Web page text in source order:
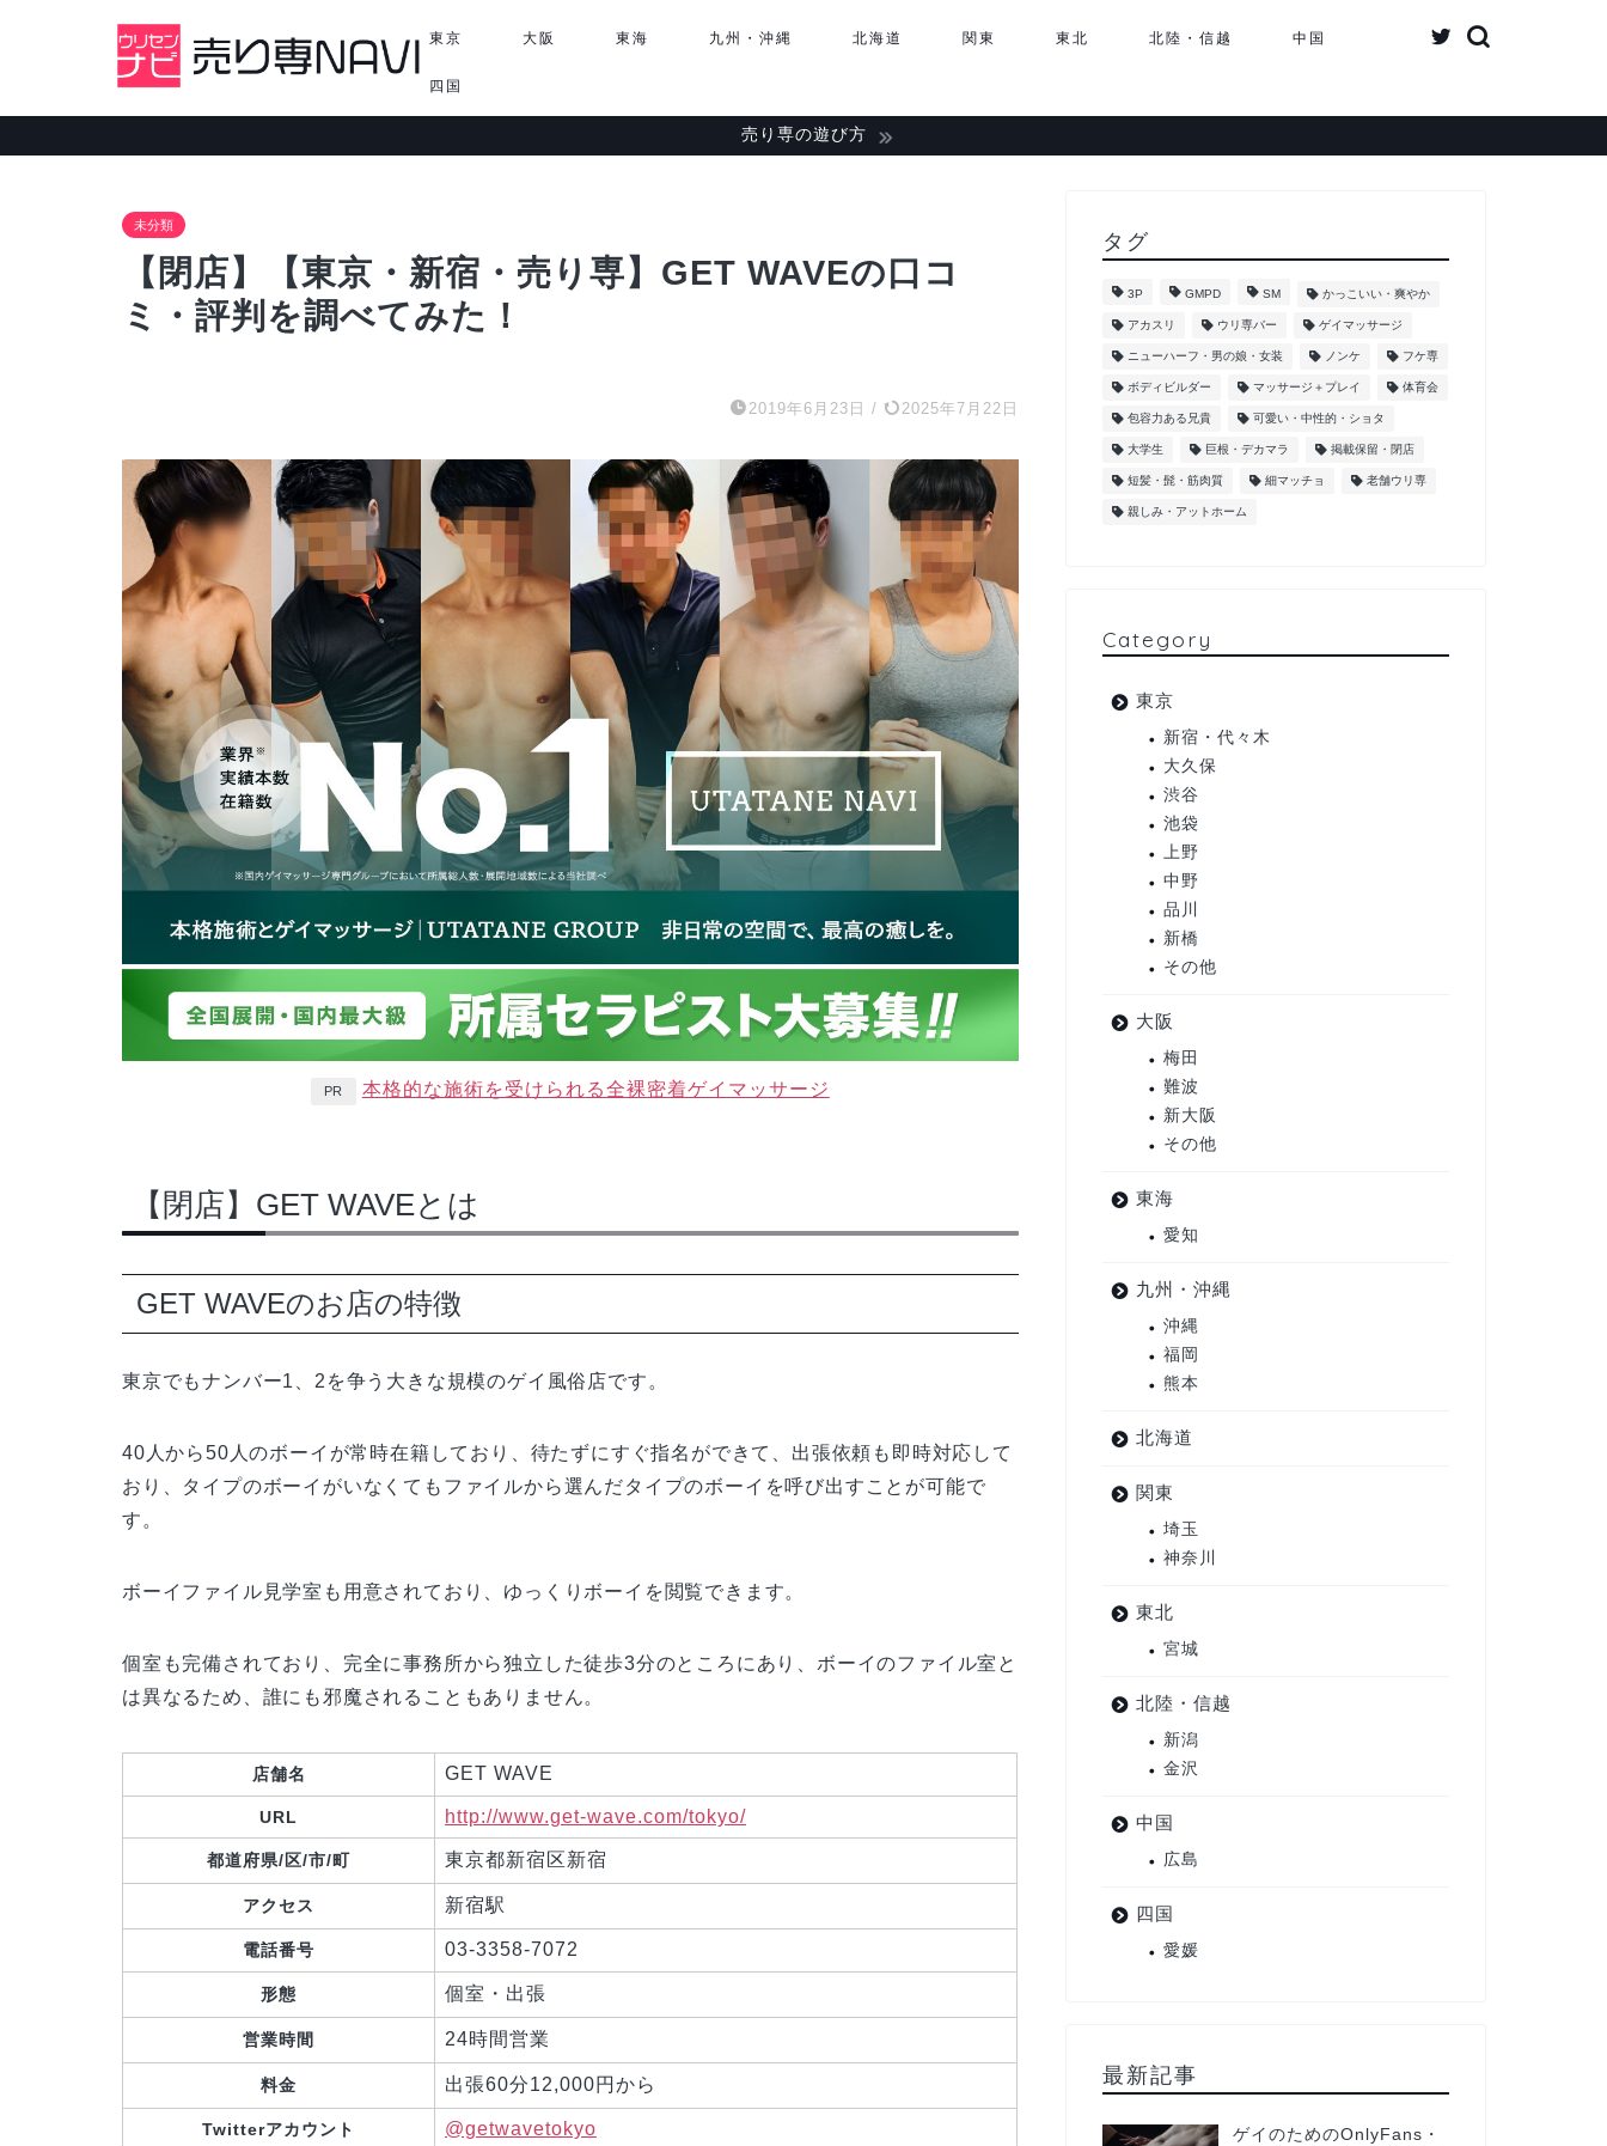
東京 大阪 東海 九州・沖縄 北海道 関東 東北 北陸・信越 中国
四国
売り専の遊び方
未分類
【閉店】【東京・新宿・売り専】GET WAVEの口コ
ミ・評判を調べてみた！
2019年6月23日 / 2025年7月22日
PR 本格的な施術を受けられる全裸密着ゲイマッサージ
【閉店】GET WAVEとは
GET WAVEのお店の特徴
東京でもナンバー1、2を争う大きな規模のゲイ風俗店です。
40人から50人のボーイが常時在籍しており、待たずにすぐ指名ができて、出張依頼も即時対応して
おり、タイプのボーイがいなくてもファイルから選んだタイプのボーイを呼び出すことが可能で
す。
ボーイファイル見学室も用意されており、ゆっくりボーイを閲覧できます。
個室も完備されており、完全に事務所から独立した徒歩3分のところにあり、ボーイのファイル室と
は異なるため、誰にも邪魔されることもありません。
店舗名 GET WAVE
URL http://www.get-wave.com/tokyo/
都道府県/区/市/町 東京都新宿区新宿
アクセス 新宿駅
電話番号 03-3358-7072
形態 個室・出張
営業時間 24時間営業
料金 出張60分12,000円から
Twitterアカウント @getwavetokyo
タグ
3P GMPD SM かっこいい・爽やか
アカスリ ウリ専バー ゲイマッサージ
ニューハーフ・男の娘・女装 ノンケ フケ専
ボディビルダー マッサージ＋プレイ 体育会
包容力ある兄貴 可愛い・中性的・ショタ
大学生 巨根・デカマラ 掲載保留・閉店
短髪・髭・筋肉質 細マッチョ 老舗ウリ専
親しみ・アットホーム
Category
東京
新宿・代々木
大久保
渋谷
池袋
上野
中野
品川
新橋
その他
大阪
梅田
難波
新大阪
その他
東海
愛知
九州・沖縄
沖縄
福岡
熊本
北海道
関東
埼玉
神奈川
東北
宮城
北陸・信越
新潟
金沢
中国
広島
四国
愛媛
最新記事
ゲイのためのOnlyFans・